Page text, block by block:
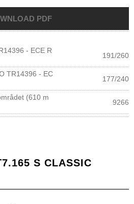
- ECE R
191/260
TR14396 - EC
177/240
(610 m
9266
S CLASSIC